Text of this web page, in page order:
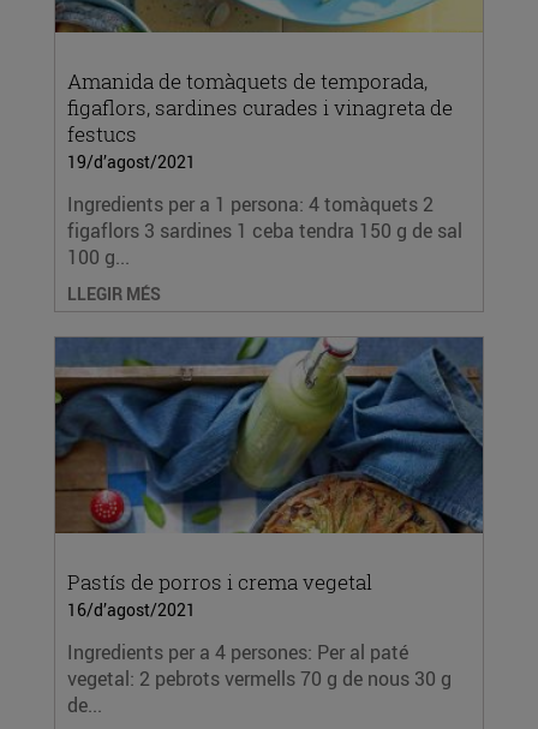
Amanida de tomàquets de temporada,
figaflors, sardines curades i vinagreta de
festucs
19/d’agost/2021
Ingredients per a 1 persona: 4 tomàquets 2
figaflors 3 sardines 1 ceba tendra 150 g de sal
100 g...
LLEGIR MÉS
Pastís de porros i crema vegetal
16/d’agost/2021
Ingredients per a 4 persones: Per al paté
vegetal: 2 pebrots vermells 70 g de nous 30 g
de...